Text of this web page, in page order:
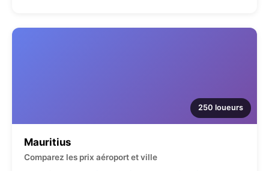
250 loueurs
Mauritius
Comparez les prix aéroport et ville